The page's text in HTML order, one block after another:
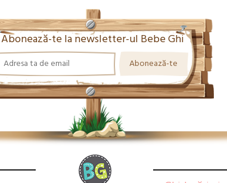
Abonează-te la newsletter-ul Bebe Ghi